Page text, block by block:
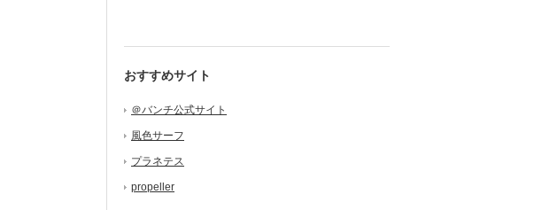
おすすめサイト
＠バンチ公式サイト
風色サーフ
プラネテス
propeller